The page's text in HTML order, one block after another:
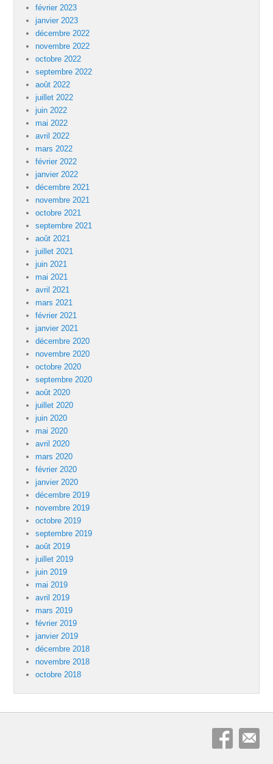
février 2023
janvier 2023
décembre 2022
novembre 2022
octobre 2022
septembre 2022
août 2022
juillet 2022
juin 2022
mai 2022
avril 2022
mars 2022
février 2022
janvier 2022
décembre 2021
novembre 2021
octobre 2021
septembre 2021
août 2021
juillet 2021
juin 2021
mai 2021
avril 2021
mars 2021
février 2021
janvier 2021
décembre 2020
novembre 2020
octobre 2020
septembre 2020
août 2020
juillet 2020
juin 2020
mai 2020
avril 2020
mars 2020
février 2020
janvier 2020
décembre 2019
novembre 2019
octobre 2019
septembre 2019
août 2019
juillet 2019
juin 2019
mai 2019
avril 2019
mars 2019
février 2019
janvier 2019
décembre 2018
novembre 2018
octobre 2018